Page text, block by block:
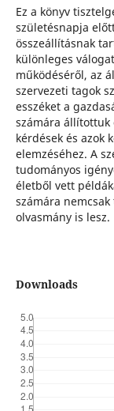
Ez a könyv
születésnapja
összeállításnak
különleges
működéséről, az
szervezeti tagok
esszéket a
számára állítottuk
kérdések és azok
elemzéséhez. A
tudományos
életből vett
számára
olvasmány is lesz.
Downloads